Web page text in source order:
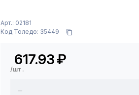
Арт.: 02181
Код Толедо: 35449
617.93₽
/шт.